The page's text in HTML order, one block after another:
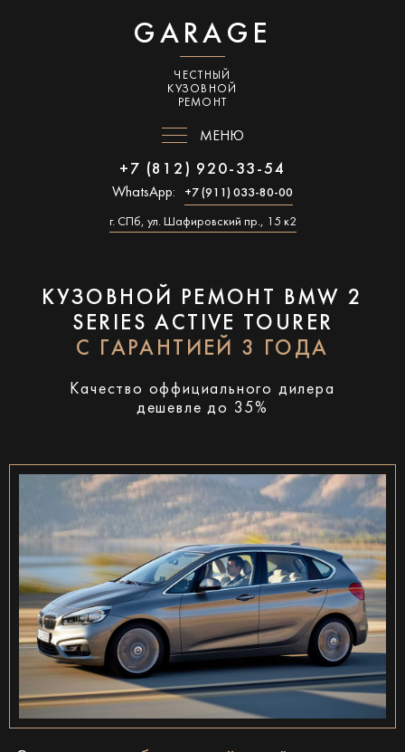
GARAGE
ЧЕСТНЫЙ
КУЗОВНОЙ
РЕМОНТ
МЕНЮ
+7 (812) 920-33-54
WhatsApp: +7 (911) 033-80-00
г. СПб, ул. Шафировский пр., 15 к2
КУЗОВНОЙ РЕМОНТ BMW 2
SERIES ACTIVE TOURER
С ГАРАНТИЕЙ 3 ГОДА
Качество оффициального дилера
дешевле до 35%